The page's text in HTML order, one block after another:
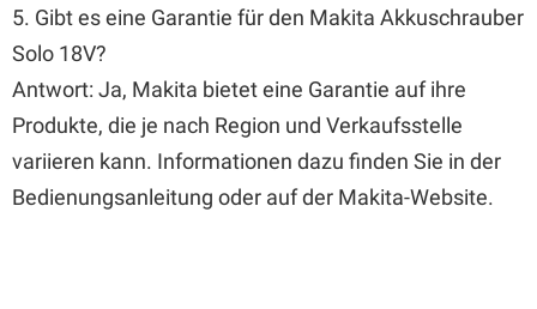
5. Gibt es eine Garantie für den Makita Akkuschrauber
Solo 18V?
Antwort: Ja, Makita bietet eine Garantie auf ihre
Produkte, die je nach Region und Verkaufsstelle
variieren kann. Informationen dazu finden Sie in der
Bedienungsanleitung oder auf der Makita-Website.